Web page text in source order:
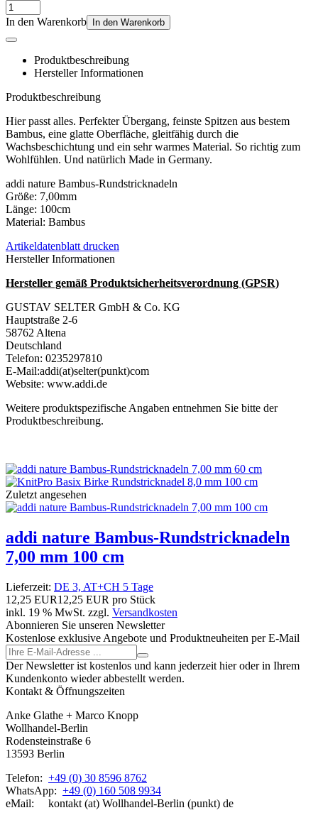
In den Warenkorb In den Warenkorb
Produktbeschreibung
Hersteller Informationen
Produktbeschreibung
Hier passt alles. Perfekter Übergang, feinste Spitzen aus bestem
Bambus, eine glatte Oberfläche, gleitfähig durch die
Wachsbeschichtung und ein sehr warmes Material. So richtig zum
Wohlfühlen. Und natürlich Made in Germany.
addi nature Bambus-Rundstricknadeln
Größe: 7,00mm
Länge: 100cm
Material: Bambus
Artikeldatenblatt drucken
Hersteller Informationen
Hersteller gemäß Produktsicherheitsverordnung (GPSR)
GUSTAV SELTER GmbH & Co. KG
Hauptstraße 2-6
58762 Altena
Deutschland
Telefon: 0235297810
E-Mail:addi(at)selter(punkt)com
Website: www.addi.de
Weitere produktspezifische Angaben entnehmen Sie bitte der
Produktbeschreibung.
Zuletzt angesehen
addi nature Bambus-Rundstricknadeln
7,00 mm 100 cm
Lieferzeit: DE 3, AT+CH 5 Tage
12,25 EUR12,25 EUR pro Stück
inkl. 19 % MwSt. zzgl. Versandkosten
Abonnieren Sie unseren Newsletter
Kostenlose exklusive Angebote und Produktneuheiten per E-Mail
Der Newsletter ist kostenlos und kann jederzeit hier oder in Ihrem
Kundenkonto wieder abbestellt werden.
Kontakt & Öffnungszeiten
Anke Glathe + Marco Knopp
Wollhandel-Berlin
Rodensteinstraße 6
13593 Berlin
Telefon: +49 (0) 30 8596 8762
WhatsApp: +49 (0) 160 508 9934
eMail: kontakt (at) Wollhandel-Berlin (punkt) de